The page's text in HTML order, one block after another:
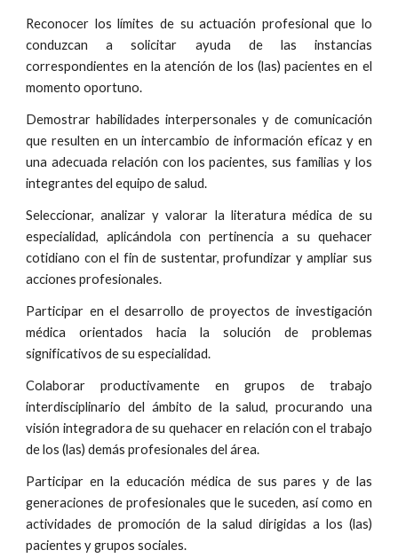
Reconocer los límites de su actuación profesional que lo
conduzcan a solicitar ayuda de las instancias
correspondientes en la atención de los (las) pacientes en el
momento oportuno.
Demostrar habilidades interpersonales y de comunicación
que resulten en un intercambio de información eficaz y en
una adecuada relación con los pacientes, sus familias y los
integrantes del equipo de salud.
Seleccionar, analizar y valorar la literatura médica de su
especialidad, aplicándola con pertinencia a su quehacer
cotidiano con el fin de sustentar, profundizar y ampliar sus
acciones profesionales.
Participar en el desarrollo de proyectos de investigación
médica orientados hacia la solución de problemas
significativos de su especialidad.
Colaborar productivamente en grupos de trabajo
interdisciplinario del ámbito de la salud, procurando una
visión integradora de su quehacer en relación con el trabajo
de los (las) demás profesionales del área.
Participar en la educación médica de sus pares y de las
generaciones de profesionales que le suceden, así como en
actividades de promoción de la salud dirigidas a los (las)
pacientes y grupos sociales.